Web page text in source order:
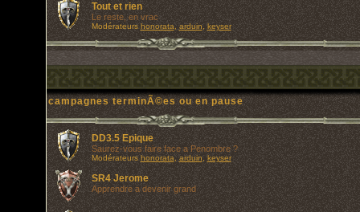
Tout et rien
Le reste, en vrac
Modérateurs honorata ,arduin ,keyser
campagnes terminÃ©es ou en pause
DD3.5 Epique
Saurez-vous faire face a Penombre ?
Modérateurs honorata ,arduin ,keyser
SR4 Jerome
Apprendre a devenir grand